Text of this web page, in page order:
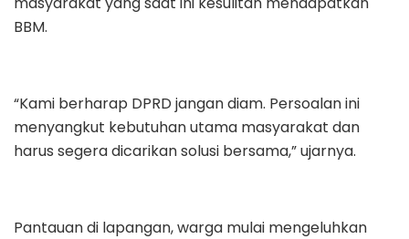
BBM.
“Kami berharap DPRD jangan diam. Persoalan ini
menyangkut kebutuhan utama masyarakat dan
harus segera dicarikan solusi bersama,” ujarnya.
Pantauan di lapangan, warga mulai mengeluhkan